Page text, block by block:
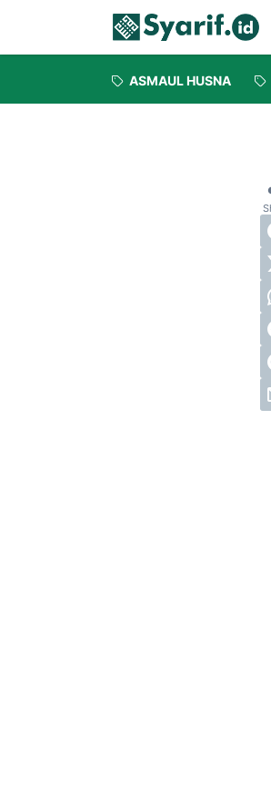
ASMAUL HUSNA